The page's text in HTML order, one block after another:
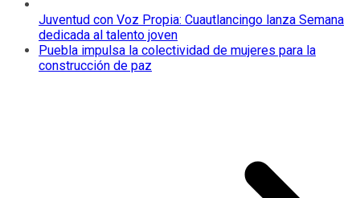
Juventud con Voz Propia: Cuautlancingo lanza Semana
dedicada al talento joven
Puebla impulsa la colectividad de mujeres para la
construcción de paz